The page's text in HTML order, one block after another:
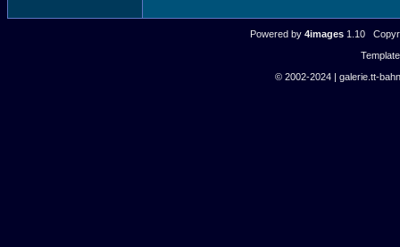
Powered by 4images1.10
© 2002-2024 | galerie.tt-